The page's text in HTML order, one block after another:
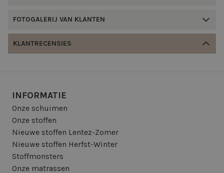
FOTOGALERIJ VAN KLANTEN
KLANTRECENSIES
INFORMATIE
Onze schuimen
Onze stoffen
Nieuwe stoffen Lentez-Zomer
Nieuwe stoffen Herfst-Winter
Stoffmonsters
Onze matrassen